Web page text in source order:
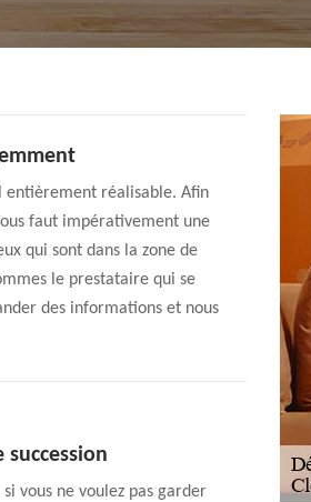
entièrement réalisable. Afin
faut impérativement une
qui sont dans la zone de
le prestataire qui se
des informations et nous
succession
vous ne voulez pas garder